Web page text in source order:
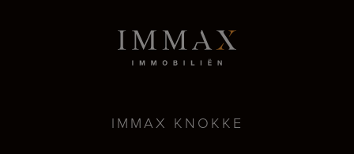
IMMAX KNOKKE